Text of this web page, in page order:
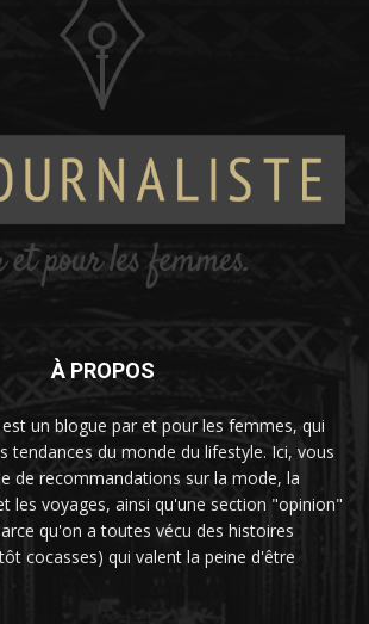
À PROPOS
un blogue par et pour les femmes, qui
tendances du monde du lifestyle. Ici, vous
de recommandations sur la mode, la
les voyages, ainsi qu'une section "opinion"
qu'on a toutes vécu des histoires
cocasses) qui valent la peine d'être